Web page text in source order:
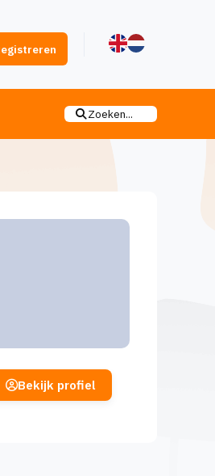
Zoeken...
Bekijk profiel